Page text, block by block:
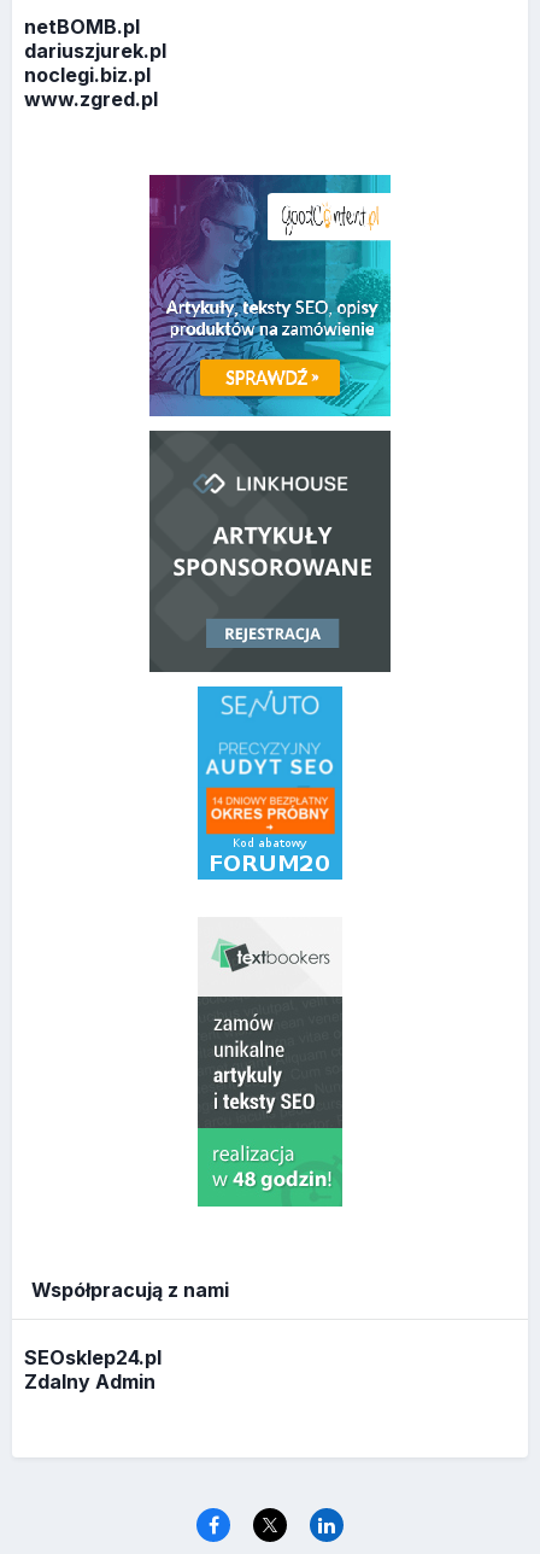
netBOMB.pl
dariuszjurek.pl
noclegi.biz.pl
www.zgred.pl
Współpracują z nami
SEOsklep24.pl
Zdalny Admin